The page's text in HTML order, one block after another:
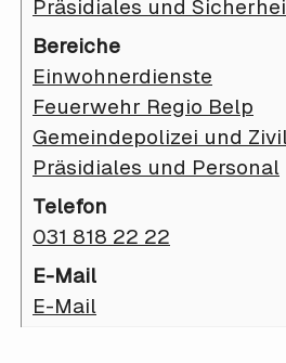
Präsidiales und
Einwohnerdienste
Feuerwehr Regio Belp
Gemeindepolizei und
Präsidiales und Personal
031 818 22 22
E-Mail